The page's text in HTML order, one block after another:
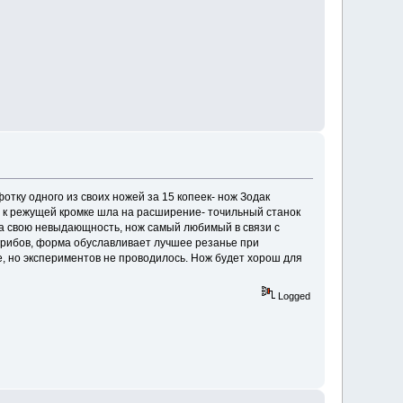
одного из своих ножей за 15 копеек- нож Зодак
режущей кромке шла на расширение- точильный станок
свою невыдающность, нож самый любимый в связи с
форма обуславливает лучшее резанье при
экспериментов не проводилось. Нож будет хорош для
Logged